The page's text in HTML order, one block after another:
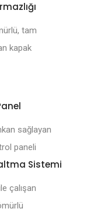
tam
kapak
sağlayan
paneli
Sistemi
çalışan